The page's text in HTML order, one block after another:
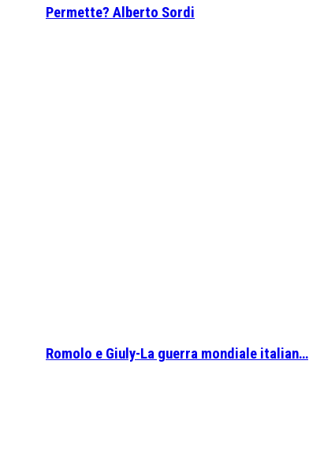
Permette? Alberto Sordi
Romolo e Giuly-La guerra mondiale italian…